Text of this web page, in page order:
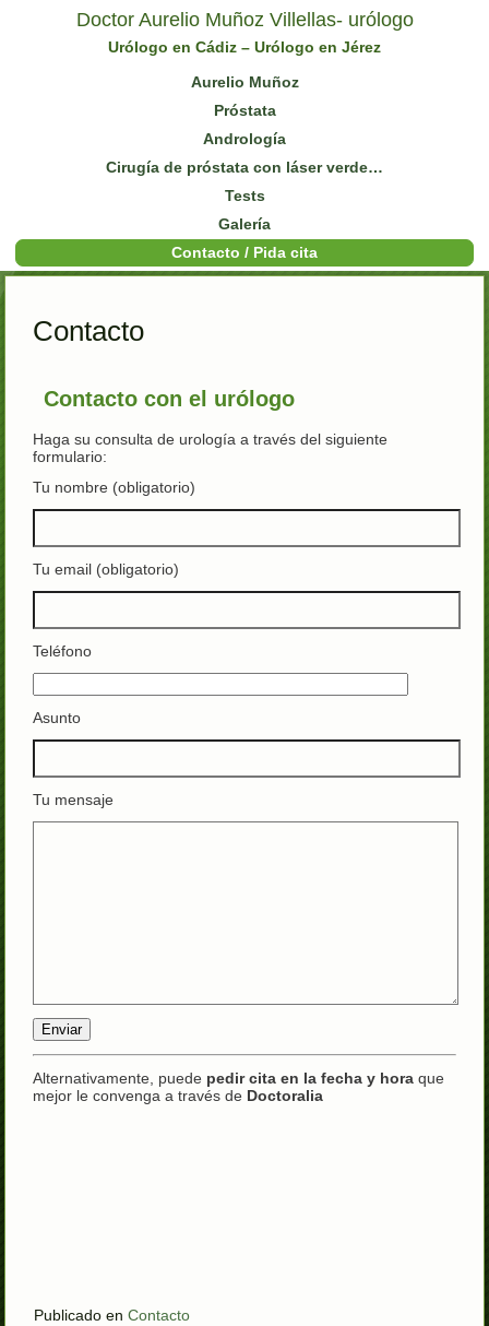
Doctor Aurelio Muñoz Villellas- urólogo
Urólogo en Cádiz – Urólogo en Jérez
Aurelio Muñoz
Próstata
Andrología
Cirugía de próstata con láser verde…
Tests
Galería
Contacto / Pida cita
Contacto
Contacto con el urólogo
Haga su consulta de urología a través del siguiente
formulario:
Tu nombre (obligatorio)
Tu email (obligatorio)
Teléfono
Asunto
Tu mensaje
Alternativamente, puede pedir cita en la fecha y hora que
mejor le convenga a través de Doctoralia
Publicado en Contacto